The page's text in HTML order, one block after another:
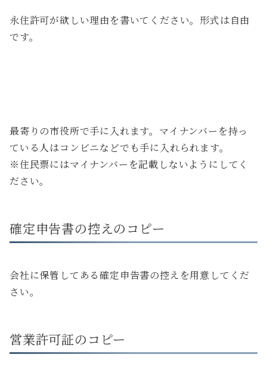
永住許可が欲しい理由を書いてください。形式は自由
です。
最寄りの市役所で手に入れます。マイナンバーを持っ
ている人はコンビニなどでも手に入れられます。
※住民票にはマイナンバーを記載しないようにしてく
ださい。
確定申告書の控えのコピー
会社に保管してある確定申告書の控えを用意してくだ
さい。
営業許可証のコピー